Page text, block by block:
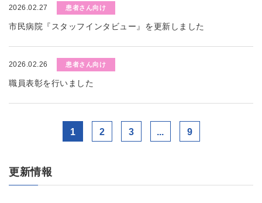
2026.02.27 患者さん向け
市民病院『スタッフインタビュー』を更新しました
2026.02.26 患者さん向け
職員表彰を行いました
1 2 3 ... 9
更新情報